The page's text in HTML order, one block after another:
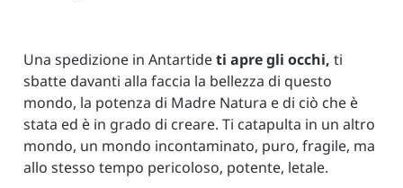
Una spedizione in Antartideti apre gli occhi, ti
sbatte davanti alla faccia la bellezza di questo
mondo, la potenza di Madre Natura e di ciò che è
stata ed è in grado di creare. Ti catapulta in un altro
mondo, un mondo incontaminato, puro, fragile, ma
allo stesso tempo pericoloso, potente, letale.